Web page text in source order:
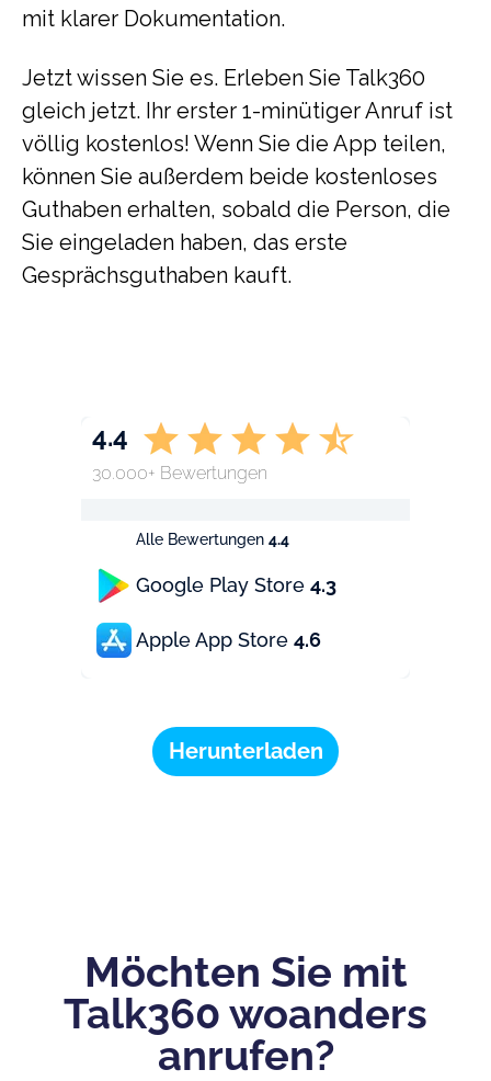
mit klarer Dokumentation.
Jetzt wissen Sie es. Erleben Sie Talk360
gleich jetzt. Ihr erster 1-minütiger Anruf ist
völlig kostenlos! Wenn Sie die App teilen,
können Sie außerdem beide kostenloses
Guthaben erhalten, sobald die Person, die
Sie eingeladen haben, das erste
Gesprächsguthaben kauft.
Alle Bewertungen 4.4
Google Play Store 4.3
Apple App Store 4.6
4.4
30.000+ Bewertungen
Herunterladen
Möchten Sie mit
Talk360 woanders
anrufen?